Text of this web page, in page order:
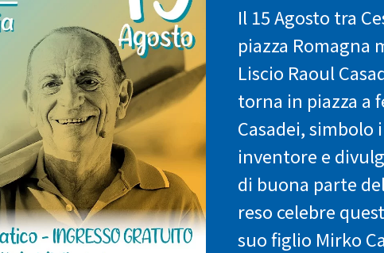
Il 15 Agosto tra
piazza Romagna
Liscio Raoul
torna in piazza a
Casadei, simbolo
inventore e
di buona parte
reso celebre
suo figlio Mirko